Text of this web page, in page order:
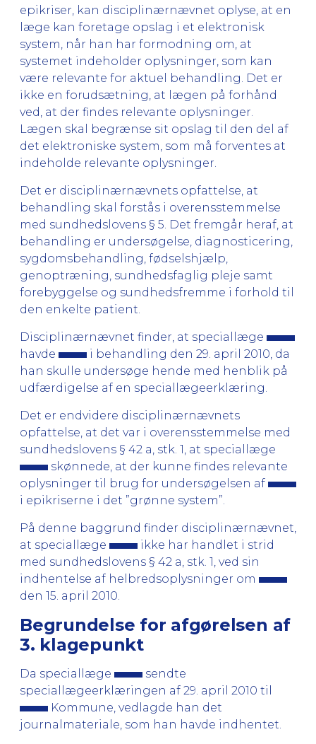
epikriser, kan disciplinærnævnet oplyse, at en
læge kan foretage opslag i et elektronisk
system, når han har formodning om, at
systemet indeholder oplysninger, som kan
være relevante for aktuel behandling. Det er
ikke en forudsætning, at lægen på forhånd
ved, at der findes relevante oplysninger.
Lægen skal begrænse sit opslag til den del af
det elektroniske system, som må forventes at
indeholde relevante oplysninger.
Det er disciplinærnævnets opfattelse, at
behandling skal forstås i overensstemmelse
med sundhedslovens § 5. Det fremgår heraf, at
behandling er undersøgelse, diagnosticering,
sygdomsbehandling, fødselshjælp,
genoptræning, sundhedsfaglig pleje samt
forebyggelse og sundhedsfremme i forhold til
den enkelte patient.
Disciplinærnævnet finder, at speciallæge
havde
i behandling den 29. april 2010, da
han skulle undersøge hende med henblik på
udfærdigelse af en speciallægeerklæring.
Det er endvidere disciplinærnævnets
opfattelse, at det var i overensstemmelse med
sundhedslovens § 42 a, stk. 1, at speciallæge
skønnede, at der kunne findes relevante
oplysninger til brug for undersøgelsen af
i epikriserne i det ”grønne system”.
På denne baggrund finder disciplinærnævnet,
at speciallæge
ikke har handlet i strid
med sundhedslovens § 42 a, stk. 1, ved sin
indhentelse af helbredsoplysninger om
den 15. april 2010.
Begrundelse for afgørelsen af
3. klagepunkt
Da speciallæge
sendte
speciallægeerklæringen af 29. april 2010 til
Kommune, vedlagde han det
journalmateriale, som han havde indhentet.